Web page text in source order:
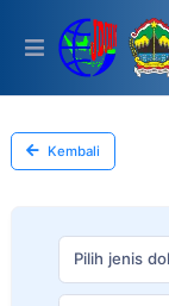
This
includes
accessibility
system.
Kembali
Pilih jenis